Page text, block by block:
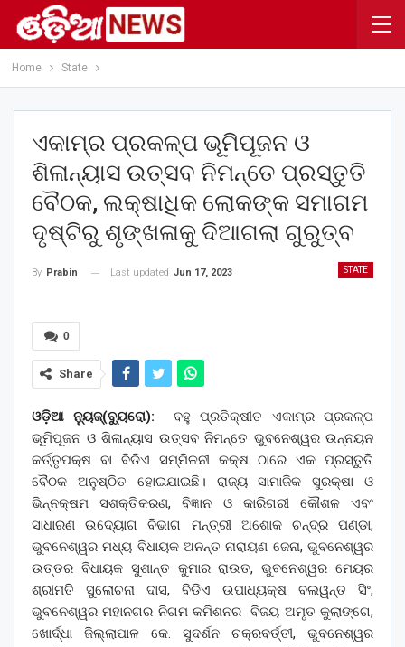
Home State
ଏକାମ୍ର ପ୍ରକଳ୍ପ ଭୂମିପୂଜନ ଓ
ଶିଳାନ୍ୟାସ ଉତ୍ସବ ନିମନ୍ତେ ପ୍ରସ୍ତୁତି
ବୈଠକ, ଲକ୍ଷାଧିକ ଲୋକଙ୍କ ସମାଗମ
ଦୃଷ୍ଟିରୁ ଶୃଙ୍ଖଳାକୁ ଦିଆଗଲା ଗୁରୁତ୍ବ
STATE
By Prabin Last updated Jun 17, 2023
0
Share
ଓଡ଼ିଆ ନ୍ୟୁଜ୍(ବ୍ୟୁରୋ):
ବହୁ ପ୍ରତିକ୍ଷୀତ ଏକାମ୍ର ପ୍ରକଳ୍ପ
ଭୂମିପୂଜନ ଓ ଶିଳାନ୍ୟାସ ଉତ୍ସବ ନିମନ୍ତେ ଭୁବନେଶ୍ୱର ଉନ୍ନୟନ
କର୍ତ୍ତୃପକ୍ଷ ବା ବିଡିଏ ସମ୍ମିଳନୀ କକ୍ଷ ଠାରେ ଏକ ପ୍ରସ୍ତୁତି
ବୈଠକ ଅନୁଷ୍ଠିତ ହୋଇଯାଇଛି। ରାଜ୍ୟ ସାମାଜିକ ସୁରକ୍ଷା ଓ
ଭିନ୍ନକ୍ଷମ ସଶକ୍ତିକରଣ, ବିଜ୍ଞାନ ଓ କାରିଗରୀ କୌଶଳ ଏବଂ
ସାଧାରଣ ଉଦ୍ୟୋଗ ବିଭାଗ ମନ୍ତ୍ରୀ ଅଶୋକ ଚନ୍ଦ୍ର ପଣ୍ଡା,
ଭୁବନେଶ୍ୱର ମଧ୍ୟ ବିଧାୟକ ଅନନ୍ତ ନାରାୟଣ ଜେନା, ଭୁବନେଶ୍ୱର
ଉତ୍ତର ବିଧାୟକ ସୁଶାନ୍ତ କୁମାର ରାଉତ, ଭୁବନେଶ୍ୱର ମେୟର
ଶ୍ରୀମତି ସୁଲୋଚନା ଦାସ, ବିଡିଏ ଉପାଧ୍ୟକ୍ଷ ବଲୱନ୍ତ ସିଂ,
ଭୁବନେଶ୍ୱର ମହାନଗର ନିଗମ କମିଶନର ବିଜୟ ଅମୃତ କୁଲାଙ୍ଗେ,
ଖୋର୍ଦ୍ଧା ଜିଲ୍ଲାପାଳ କେ. ସୁଦର୍ଶନ ଚକ୍ରବର୍ତ୍ତୀ, ଭୁବନେଶ୍ୱର